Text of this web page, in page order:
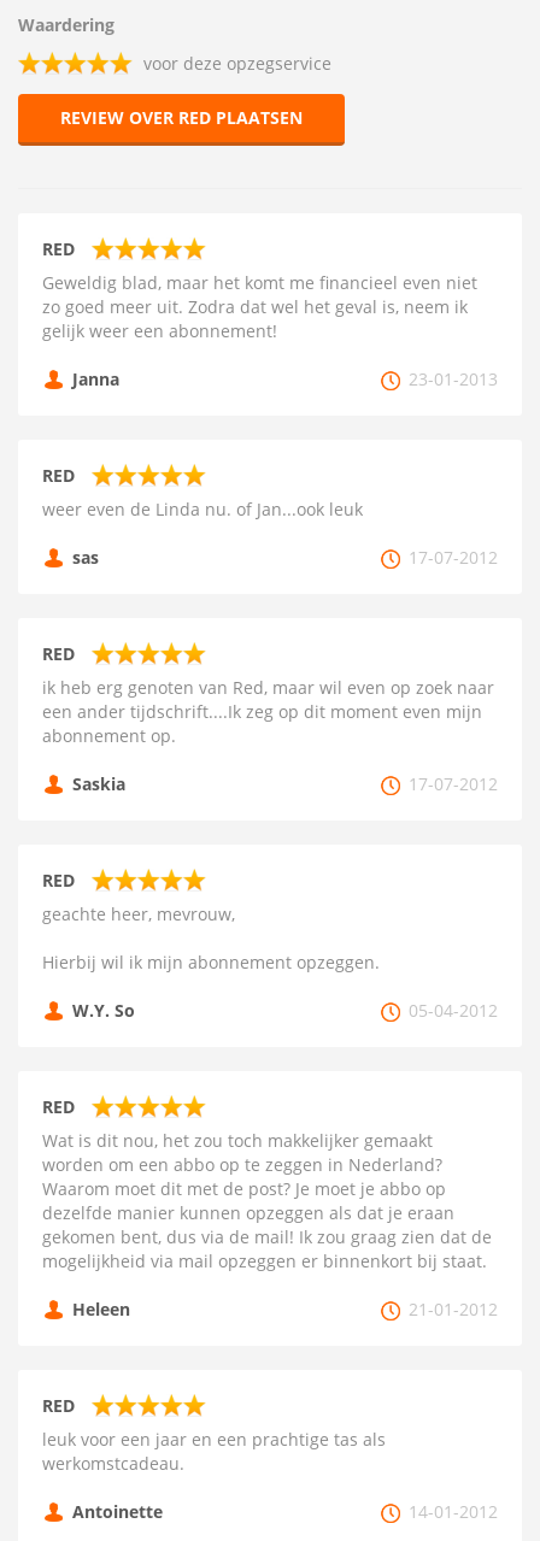
Waardering
voor deze opzegservice
REVIEW OVER RED PLAATSEN
RED
Geweldig blad, maar het komt me financieel even niet
zo goed meer uit. Zodra dat wel het geval is, neem ik
gelijk weer een abonnement!
Janna 23-01-2013
RED
weer even de Linda nu. of Jan...ook leuk
sas 17-07-2012
RED
ik heb erg genoten van Red, maar wil even op zoek naar
een ander tijdschrift....Ik zeg op dit moment even mijn
abonnement op.
Saskia 17-07-2012
RED
geachte heer, mevrouw,
Hierbij wil ik mijn abonnement opzeggen.
W.Y. So 05-04-2012
RED
Wat is dit nou, het zou toch makkelijker gemaakt
worden om een abbo op te zeggen in Nederland?
Waarom moet dit met de post? Je moet je abbo op
dezelfde manier kunnen opzeggen als dat je eraan
gekomen bent, dus via de mail! Ik zou graag zien dat de
mogelijkheid via mail opzeggen er binnenkort bij staat.
Heleen 21-01-2012
RED
leuk voor een jaar en een prachtige tas als
werkomstcadeau.
Antoinette 14-01-2012